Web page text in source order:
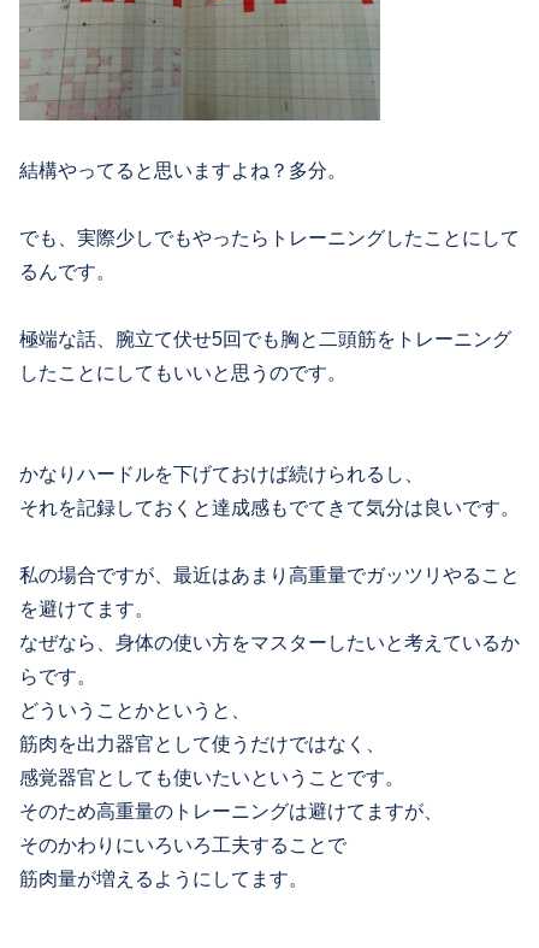
結構やってると思いますよね？多分。
でも、実際少しでもやったらトレーニングしたことにして
るんです。
極端な話、腕立て伏せ5回でも胸と二頭筋をトレーニング
したことにしてもいいと思うのです。
かなりハードルを下げておけば続けられるし、
それを記録しておくと達成感もでてきて気分は良いです。
私の場合ですが、最近はあまり高重量でガッツリやること
を避けてます。
なぜなら、身体の使い方をマスターしたいと考えているか
らです。
どういうことかというと、
筋肉を出力器官として使うだけではなく、
感覚器官としても使いたいということです。
そのため高重量のトレーニングは避けてますが、
そのかわりにいろいろ工夫することで
筋肉量が増えるようにしてます。